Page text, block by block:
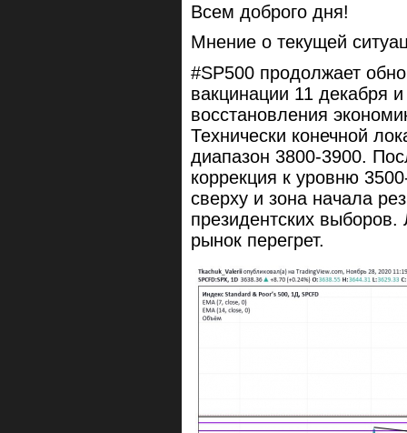
Всем доброго дня!
Мнение о текущей
#SP500 продолжает
вакцинации 11 декабря
восстановления
Технически конечной
диапазон 3800-3900.
коррекция к уровню
сверху и зона начала
президентских выборов.
рынок перегрет.